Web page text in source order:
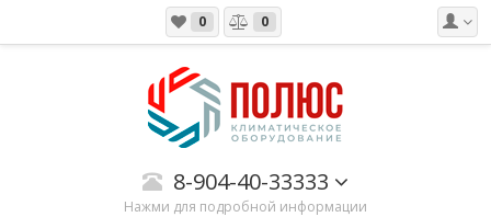
0 0
8-904-40-33333
Нажми для подробной информации